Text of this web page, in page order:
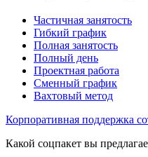
Частичная занятость
Гибкий график
Полная занятость
Полный день
Проектная работа
Сменный график
Вахтовый метод
Корпоративная поддержка
Какой соцпакет вы